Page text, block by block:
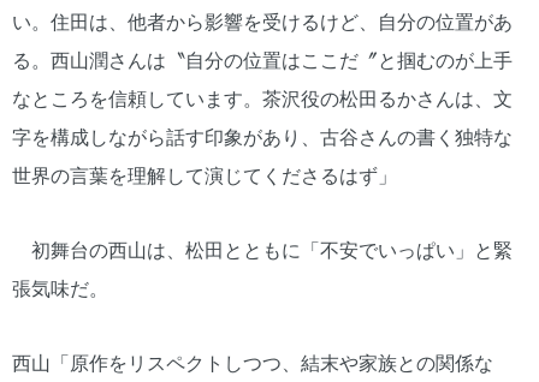
い。住田は、他者から影響を受けるけど、自分の位置があ
る。西山潤さんは〝自分の位置はここだ〞と掴むのが上手
なところを信頼しています。茶沢役の松田るかさんは、文
字を構成しながら話す印象があり、古谷さんの書く独特な
世界の言葉を理解して演じてくださるはず」
初舞台の西山は、松田とともに「不安でいっぱい」と緊
張気味だ。
西山「原作をリスペクトしつつ、結末や家族との関係な